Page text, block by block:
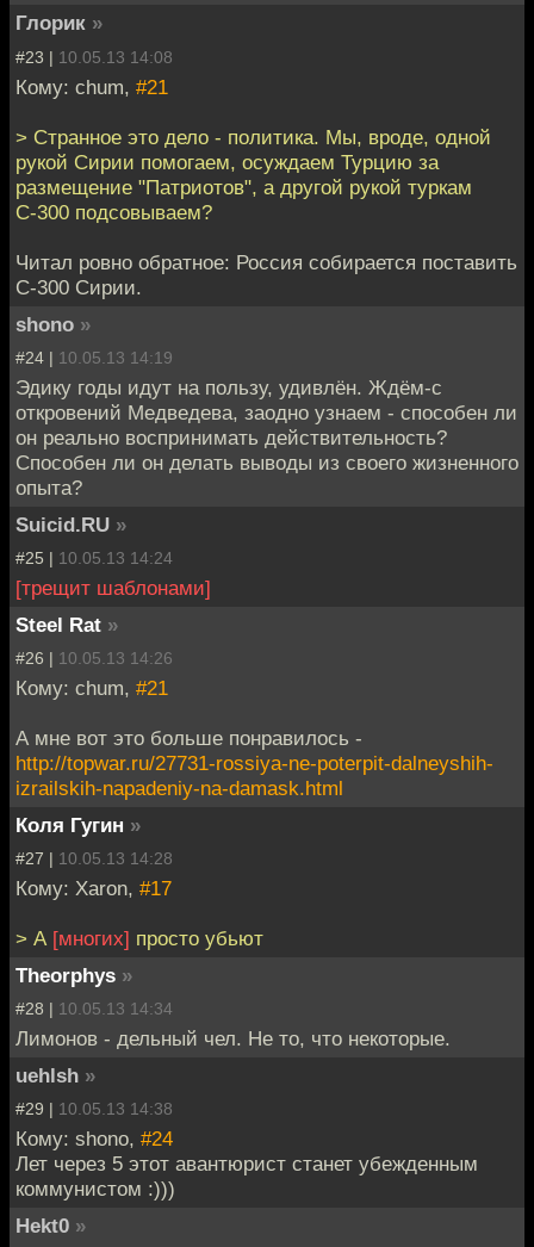
Глорик »
#23 | 10.05.13 14:08
Кому: chum, #21
> Странное это дело - политика. Мы, вроде, одной
рукой Сирии помогаем, осуждаем Турцию за
размещение "Патриотов", а другой рукой туркам
С-300 подсовываем?
Читал ровно обратное: Россия собирается поставить
C-300 Сирии.
shono »
#24 | 10.05.13 14:19
Эдику годы идут на пользу, удивлён. Ждём-с
откровений Медведева, заодно узнаем - способен ли
он реально воспринимать действительность?
Способен ли он делать выводы из своего жизненного
опыта?
Suicid.RU »
#25 | 10.05.13 14:24
[трещит шаблонами]
Steel Rat »
#26 | 10.05.13 14:26
Кому: chum, #21
А мне вот это больше понравилось -
http://topwar.ru/27731-rossiya-ne-poterpit-dalneyshih-
izrailskih-napadeniy-na-damask.html
Коля Гугин »
#27 | 10.05.13 14:28
Кому: Xaron, #17
> А [многих] просто убьют
Theorphys »
#28 | 10.05.13 14:34
Лимонов - дельный чел. Не то, что некоторые.
uehlsh »
#29 | 10.05.13 14:38
Кому: shono, #24
Лет через 5 этот авантюрист станет убежденным
коммунистом :)))
Hekt0 »